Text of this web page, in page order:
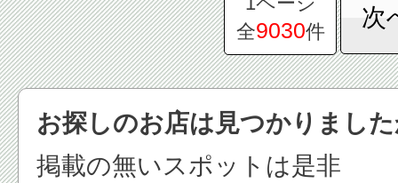
全9030件
次
お探しのお店は見つかりまし
掲載の無いスポットは是非